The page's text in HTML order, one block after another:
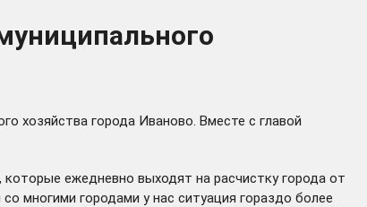
хозяйства города Иваново. Вместе с главой
ежедневно выходят на расчистку города от
многими городами у нас ситуация гораздо более